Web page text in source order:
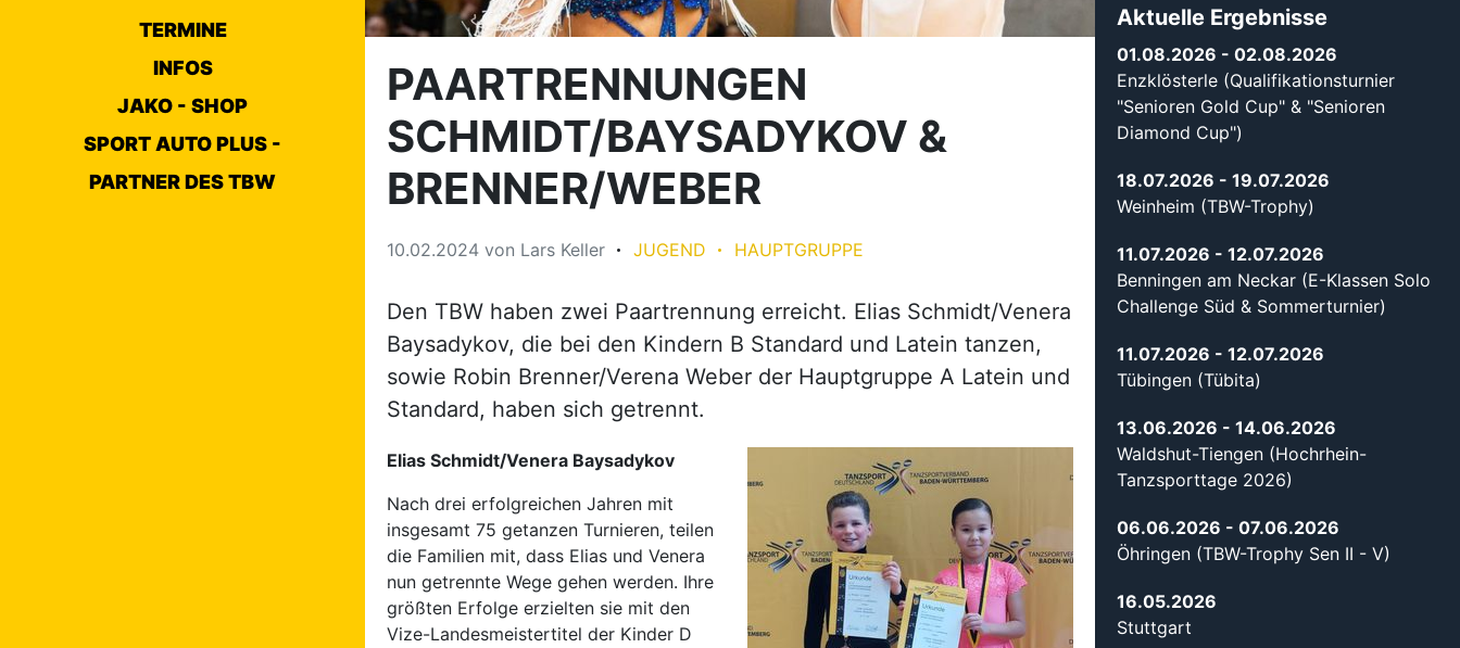
TERMINE
INFOS
JAKO - SHOP
SPORT AUTO PLUS -
PARTNER DES TBW
PAARTRENNUNGEN
SCHMIDT/BAYSADYKOV &
BRENNER/WEBER
10.02.2024 von Lars Keller JUGEND HAUPTGRUPPE
Den TBW haben zwei Paartrennung erreicht. Elias Schmidt/Venera
Baysadykov, die bei den Kindern B Standard und Latein tanzen,
sowie Robin Brenner/Verena Weber der Hauptgruppe A Latein und
Standard, haben sich getrennt.
Elias Schmidt/Venera Baysadykov
Nach drei erfolgreichen Jahren mit
insgesamt 75 getanzen Turnieren, teilen
die Familien mit, dass Elias und Venera
nun getrennte Wege gehen werden. Ihre
größten Erfolge erzielten sie mit den
Vize-Landesmeistertitel der Kinder D
Aktuelle Ergebnisse
01.08.2026 - 02.08.2026
Enzklösterle (Qualifikationsturnier
"Senioren Gold Cup" & "Senioren
Diamond Cup")
18.07.2026 - 19.07.2026
Weinheim (TBW-Trophy)
11.07.2026 - 12.07.2026
Benningen am Neckar (E-Klassen Solo
Challenge Süd & Sommerturnier)
11.07.2026 - 12.07.2026
Tübingen (Tübita)
13.06.2026 - 14.06.2026
Waldshut-Tiengen (Hochrhein-
Tanzsporttage 2026)
06.06.2026 - 07.06.2026
Öhringen (TBW-Trophy Sen II - V)
16.05.2026
Stuttgart